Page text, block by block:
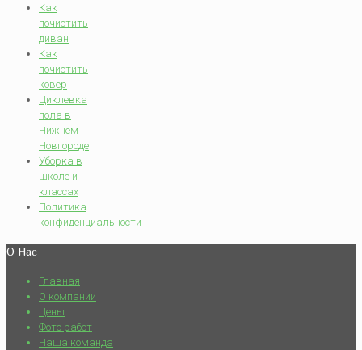
Как
почистить
диван
Как
почистить
ковер
Циклевка
пола в
Нижнем
Новгороде
Уборка в
школе и
классах
Политика
конфиденциальности
О Нас
Главная
О компании
Цены
Фото работ
Наша команда